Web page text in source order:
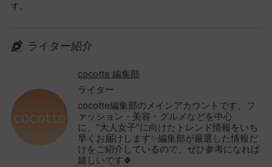
す。
ライター紹介
cocotte 編集部
ライター
cocotte編集部のメインアカウントです。フ
ァッション・美容・グルメなどを中心
に、“大人女子”に向けたトレンド情報をいち
早くお届けします✨編集部が厳選した情報だ
けをご紹介しているので、ぜひ参考になれば
嬉しいです🍀